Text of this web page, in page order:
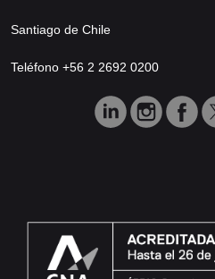
Santiago de Chile
Teléfono +56 2 2692 0200